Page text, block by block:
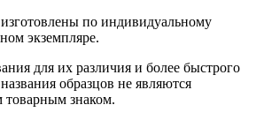
по индивидуальному
экземпляре.
для их различия и более быстрого
образцов не являются
товарным знаком.